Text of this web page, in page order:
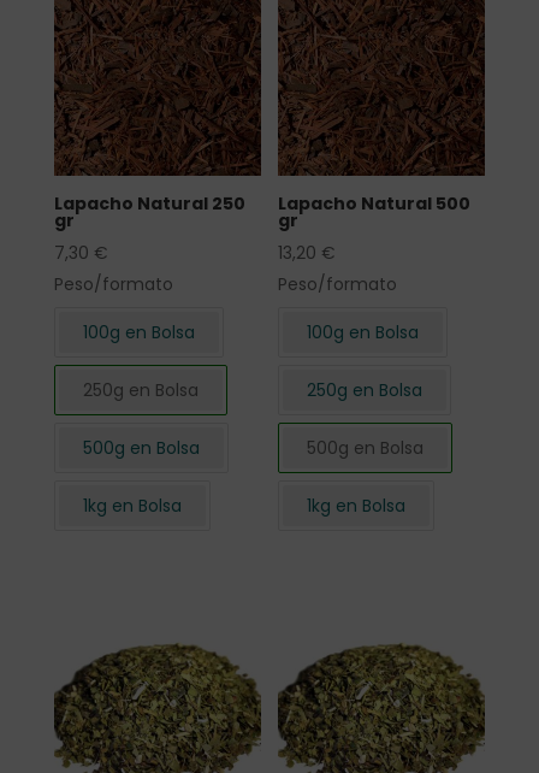
Lapacho Natural 250
gr
7,30 €
Peso/formato
100g en Bolsa
250g en Bolsa
500g en Bolsa
1kg en Bolsa
Lapacho Natural 500
gr
13,20 €
Peso/formato
100g en Bolsa
250g en Bolsa
500g en Bolsa
1kg en Bolsa